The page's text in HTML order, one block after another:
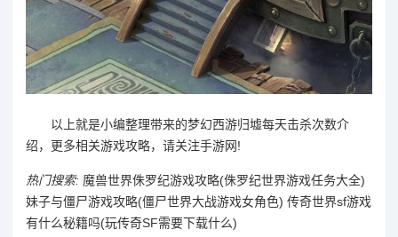
以上就是小编整理带来的梦幻西游归墟每天击杀次数介
绍，更多相关游戏攻略，请关注手游网!
热门搜索: 魔兽世界侏罗纪游戏攻略(侏罗纪世界游戏任务大全)
妹子与僵尸游戏攻略(僵尸世界大战游戏女角色) 传奇世界sf游戏
有什么秘籍吗(玩传奇SF需要下载什么)